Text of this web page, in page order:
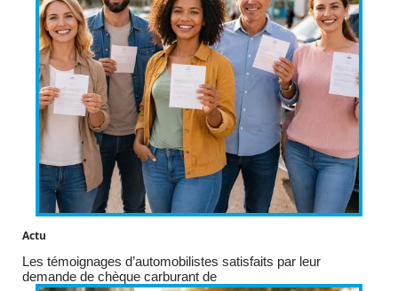
Actu
Les témoignages d’automobilistes satisfaits par leur
demande de chèque carburant de